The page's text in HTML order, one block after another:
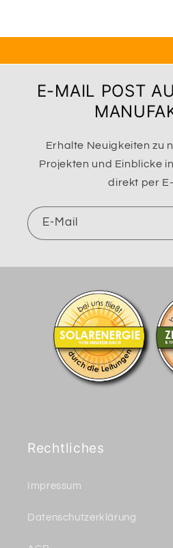
E-MAIL POST
Erhalte Neuigkeiten zu
Projekten und Einblicke
direkt per E-
E-Mail
Rechtliches
Impressum
Datenschutzerklärung